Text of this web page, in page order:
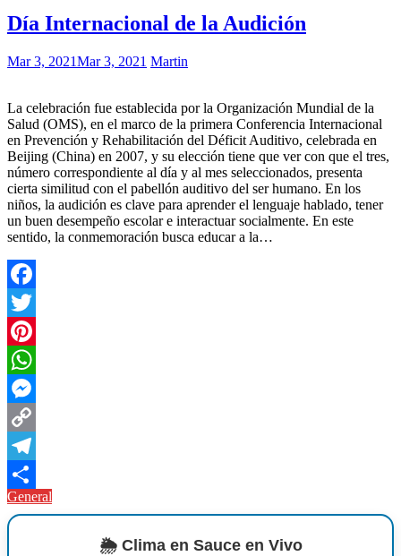
Día Internacional de la Audición
Mar 3, 2021Mar 3, 2021 Martin
La celebración fue establecida por la Organización Mundial de la
Salud (OMS), en el marco de la primera Conferencia Internacional
en Prevención y Rehabilitación del Déficit Auditivo, celebrada en
Beijing (China) en 2007, y su elección tiene que ver con que el tres,
número correspondiente al día y al mes seleccionados, presenta
cierta similitud con el pabellón auditivo del ser humano. En los
niños, la audición es clave para aprender el lenguaje hablado, tener
un buen desempeño escolar e interactuar socialmente. En este
sentido, la conmemoración busca educar a la…
Facebook
Twitter
Pinterest
WhatsApp
Messenger
Copy
Link
Telegram
Compartir
General
🌦️ Clima en Sauce en Vivo